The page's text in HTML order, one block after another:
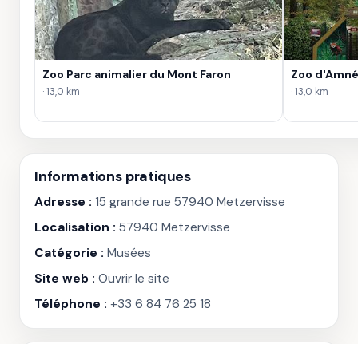
Zoo Parc animalier du Mont Faron
· 13,0 km
Zoo
· 13,0 km
Informations pratiques
Adresse : 15 grande rue 57940 Metzervisse
Localisation : 57940 Metzervisse
Catégorie : Musées
Site web : Ouvrir le site
Téléphone : +33 6 84 76 25 18